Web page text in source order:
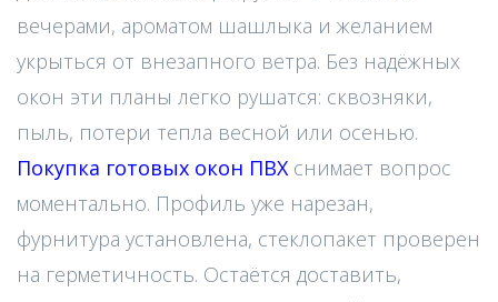
вечерами, ароматом шашлыка и желанием
укрыться от внезапного ветра. Без надёжных
окон эти планы легко рушатся: сквозняки,
пыль, потери тепла весной или осенью.
Покупка готовых окон ПВХ снимает вопрос
моментально. Профиль уже нарезан,
фурнитура установлена, стеклопакет проверен
на герметичность. Остаётся доставить,